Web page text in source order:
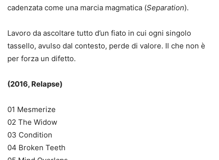
cadenzata come una marcia magmatica (Separation).
Lavoro da ascoltare tutto d’un fiato in cui ogni singolo
tassello, avulso dal contesto, perde di valore. Il che non è
per forza un difetto.
(2016, Relapse)
01 Mesmerize
02 The Widow
03 Condition
04 Broken Teeth